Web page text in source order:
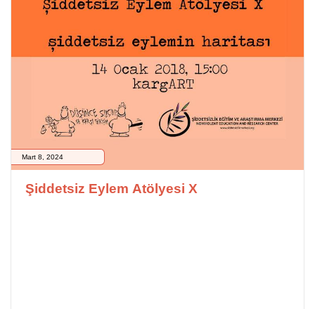
Mart 8, 2024
Şiddetsiz Eylem Atölyesi X